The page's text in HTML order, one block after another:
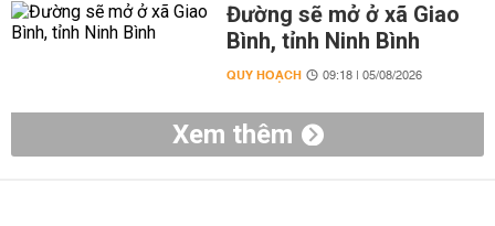
Đường sẽ mở ở xã Giao
Bình, tỉnh Ninh Bình
QUY HOẠCH 09:18 | 05/08/2026
Xem thêm